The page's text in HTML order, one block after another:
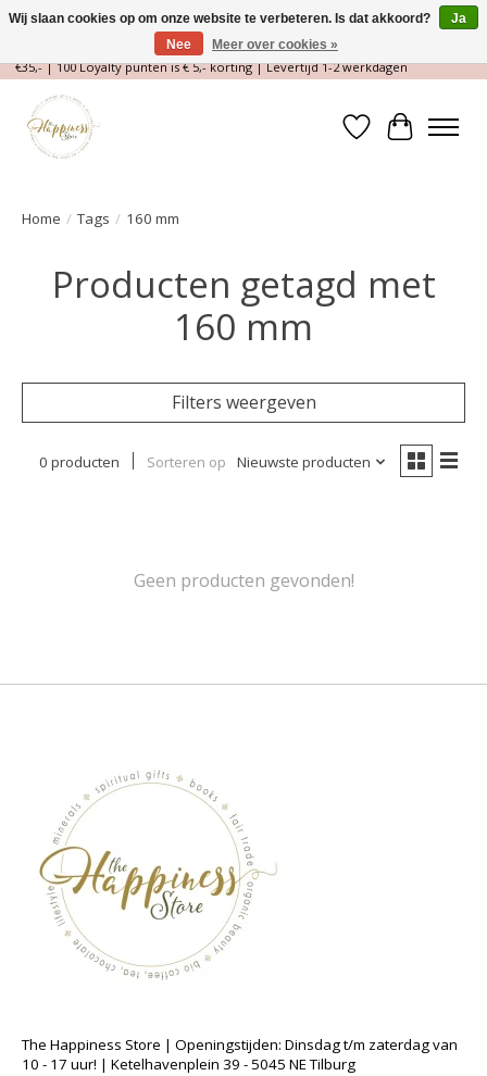
Magische Conceptstore, Edelstenen & Spirituele winkel | Gratis verzending >
€35,- | 100 Loyalty punten is € 5,- korting | Levertijd 1-2 werkdagen
Verlanglijst
Home / Tags / 160 mm
Producten getagd met
160 mm
Filters weergeven
0 producten Sorteren op Nieuwste producten
Geen producten gevonden!
The Happiness Store | Openingstijden: Dinsdag t/m zaterdag van
10 - 17 uur! | Ketelhavenplein 39 - 5045 NE Tilburg
Wij slaan cookies op om onze website te verbeteren. Is dat akkoord?
Ja
Nee
Meer over cookies »